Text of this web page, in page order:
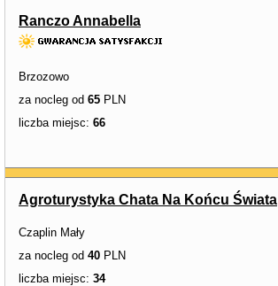
Ranczo Annabella
Brzozowo
za nocleg od 65 PLN
liczba miejsc: 66
Agroturystyka Chata Na Końcu Świata
Czaplin Mały
za nocleg od 40 PLN
liczba miejsc: 34